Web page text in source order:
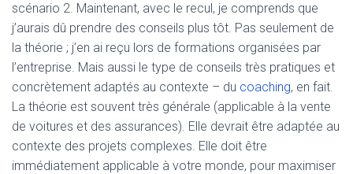
scénario 2. Maintenant, avec le recul, je comprends que
j’aurais dû prendre des conseils plus tôt. Pas seulement de
la théorie ; j’en ai reçu lors de formations organisées par
l’entreprise. Mais aussi le type de conseils très pratiques et
concrètement adaptés au contexte – du coaching, en fait.
La théorie est souvent très générale (applicable à la vente
de voitures et des assurances). Elle devrait être adaptée au
contexte des projets complexes. Elle doit être
immédiatement applicable à votre monde, pour maximiser